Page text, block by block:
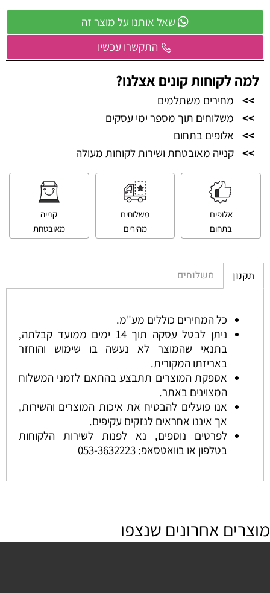
שאל אותנו על מוצר זה
התקשרו עכשיו
למה לקוחות קונים אצלנו?
>>
מחירים משתלמים
>>
משלוחים תוך מספר ימי עסקים
>>
אלופים בתחום
>> קנייה מאובטחת ושירות לקוחות מעולה
אלופים
בתחום
משלוחים
מהירים
קנייה
מאובטחת
תקנון משלוחים
כל המחירים כוללים מע"מ.
ניתן לבטל עסקה תוך 14 ימים ממועד קבלתה,
בתנאי שהמוצר לא נעשה בו שימוש והוחזר
באריזתו המקורית.
אספקת המוצרים תתבצע בהתאם לזמני המשלוח
המצוינים באתר.
אנו פועלים להבטיח את איכות המוצרים והשירות,
אך איננו אחראים לנזקים עקיפים.
לפרטים נוספים, נא לפנות לשירות הלקוחות
בטלפון או בוואטסאפ: 053-3632223
מוצרים אחרונים שנצפו